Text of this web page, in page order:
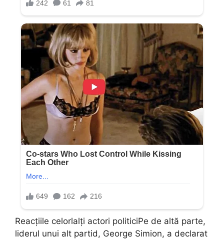
Reacțiile celorlalți actori politiciPe de altă parte,
liderul unui alt partid, George Simion, a declarat